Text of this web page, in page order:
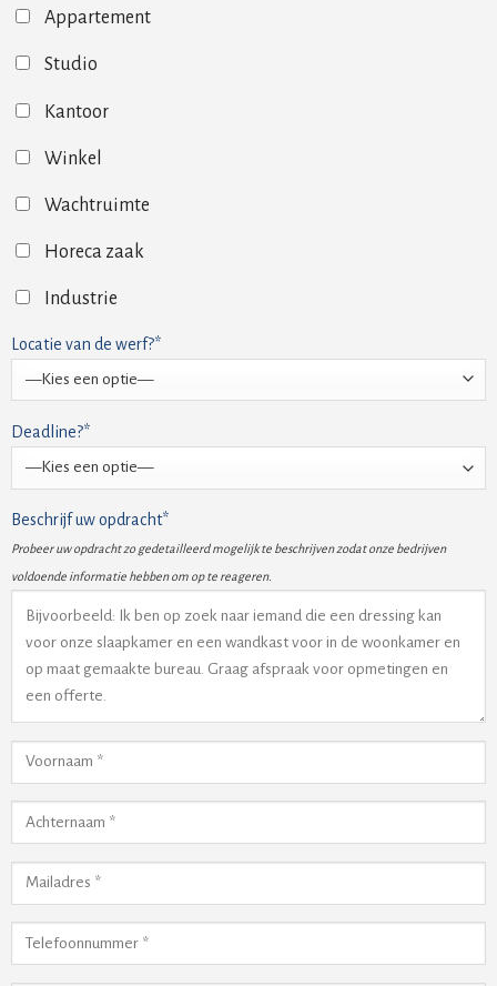
Appartement
Studio
Kantoor
Winkel
Wachtruimte
Horeca zaak
Industrie
Locatie van de werf?*
Deadline?*
Beschrijf uw opdracht*
Probeer uw opdracht zo gedetailleerd mogelijk te beschrijven zodat onze bedrijven
voldoende informatie hebben om op te reageren.